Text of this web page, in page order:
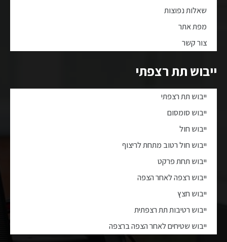
שאלות נפוצות
מפת אתר
צור קשר
ייבוש תת רצפתי
ייבוש תת רצפתי
ייבוש סומסום
ייבוש חול
ייבוש חול רטוב מתחת לריצוף
ייבוש תחת פרקט
ייבוש רצפה לאחר הצפה
ייבוש חצץ
ייבוש רטיבות תת רצפתית
ייבוש שטיחים לאחר הצפה ברצפה